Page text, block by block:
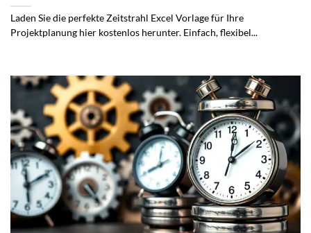
Laden Sie die perfekte Zeitstrahl Excel Vorlage für Ihre
Projektplanung hier kostenlos herunter. Einfach, flexibel...